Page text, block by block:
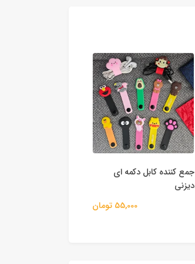
جمع کننده کابل دکمه ای
دیزنی
55,000 تومان